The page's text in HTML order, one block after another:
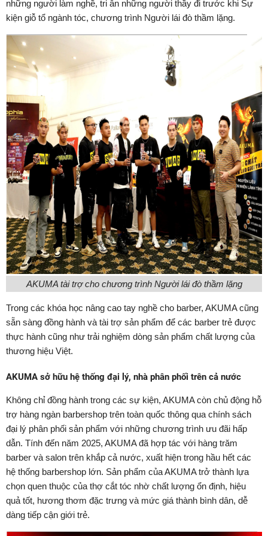
những người làm nghề, tri ân những người thầy đi trước khi Sự
kiện giỗ tổ ngành tóc, chương trình Người lái đò thầm lặng.
AKUMA tài trợ cho chương trình Người lái đò thầm lặng
Trong các khóa học nâng cao tay nghề cho barber, AKUMA cũng
sẵn sàng đồng hành và tài trợ sản phẩm để các barber trẻ được
thực hành cũng như trải nghiệm dòng sản phẩm chất lượng của
thương hiệu Việt.
AKUMA sở hữu hệ thống đại lý, nhà phân phối trên cả nước
Không chỉ đồng hành trong các sự kiện, AKUMA còn chủ động hỗ
trợ hàng ngàn barbershop trên toàn quốc thông qua chính sách
đại lý phân phối sản phẩm với những chương trình ưu đãi hấp
dẫn. Tính đến năm 2025, AKUMA đã hợp tác với hàng trăm
barber và salon trên khắp cả nước, xuất hiện trong hầu hết các
hệ thống barbershop lớn. Sản phẩm của AKUMA trở thành lựa
chọn quen thuộc của thợ cắt tóc nhờ chất lượng ổn định, hiệu
quả tốt, hương thơm đặc trưng và mức giá thành bình dân, dễ
dàng tiếp cận giới trẻ.